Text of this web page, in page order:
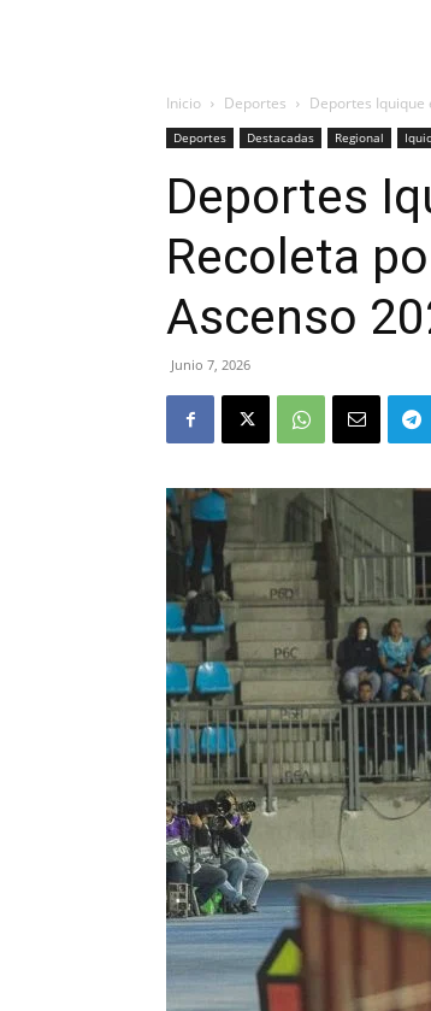
Inicio Deportes Deportes Iquique
Deportes Destacadas Regional
Deportes
Recoleta
Ascenso
Junio 7, 2026